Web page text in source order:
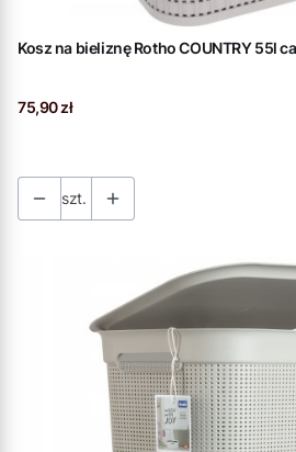
Kosz na bieliznę Rotho COUNTRY 55l
Cena
75,90 zł
szt.